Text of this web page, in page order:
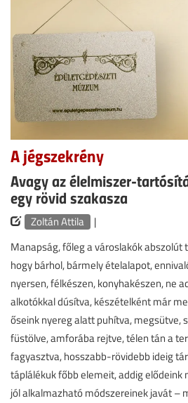
A jégszekrény
Avagy az élelmiszer-
egy rövid szakasza
Zoltán Attila
|
Manapság, főleg a városlakók abszolút
hogy bárhol, bármely ételalapot,
nyersen, félkészen, konyhakészen, ne
alkotókkal dúsítva, készételként már
őseink nyereg alatt puhítva, megsütve,
füstölve, amforába rejtve, télen tán a
fagyasztva, hosszabb-rövidebb ideig
táplálékuk főbb elemeit, addig elődeink
jól alkalmazható módszereinek javát –